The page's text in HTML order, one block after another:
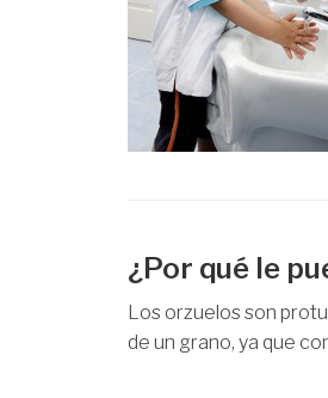
¿Por qué le
Los orzuelos son
de un grano, ya que